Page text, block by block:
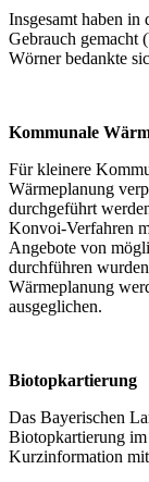
Insgesamt haben
Gebrauch gemacht
Wörner bedankte
Kommunale
Für kleinere
Wärmeplanung
durchgeführt
Konvoi-Verfahren
Angebote von
durchführen
Wärmeplanung
ausgeglichen.
Biotopkartierung
Das Bayerischen
Biotopkartierung
Kurzinformation